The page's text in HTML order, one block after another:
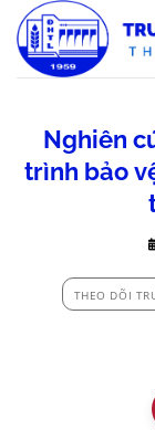
qua
nội
Nghiên
trình bảo
THEO DÕI